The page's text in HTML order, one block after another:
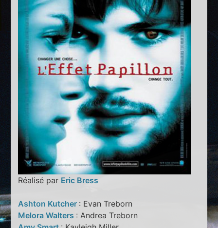
Réalisé par Eric Bress
Ashton Kutcher : Evan Treborn
Melora Walters : Andrea Treborn